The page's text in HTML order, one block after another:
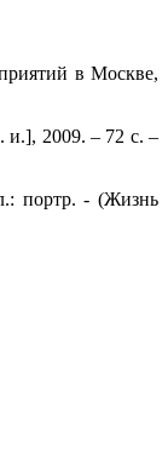
в Москве,
и.], 2009. – 72 с. –
портр. - (Жизнь